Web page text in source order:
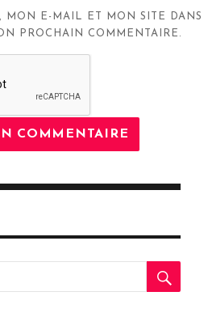
MON E-MAIL ET MON SITE DANS
PROCHAIN COMMENTAIRE.